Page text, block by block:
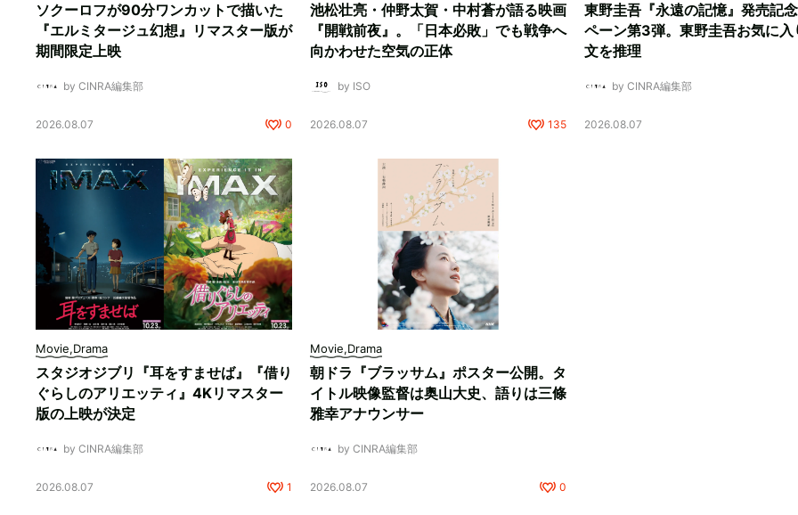
ソクーロフが90分ワンカットで描いた
『エルミタージュ幻想』リマスター版が
期間限定上映
by CINRA編集部
2026.08.07 0
池松壮亮・仲野太賀・中村蒼が語る映画
『開戦前夜』。「日本必敗」でも戦争へ
向かわせた空気の正体
by ISO
2026.08.07 135
東野圭吾『永遠の記憶』発売記
ペーン第3弾。東野圭吾お気に入
文を推理
by CINRA編集部
2026.08.07
Movie,Drama
スタジオジブリ『耳をすませば』『借り
ぐらしのアリエッティ』4Kリマスター
版の上映が決定
by CINRA編集部
2026.08.07 1
Movie,Drama
朝ドラ『ブラッサム』ポスター公開。タ
イトル映像監督は奥山大史、語りは三條
雅幸アナウンサー
by CINRA編集部
2026.08.07 0